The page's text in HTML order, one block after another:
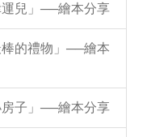
兒」──繪本分享
的禮物」──繪本
子」──繪本分享